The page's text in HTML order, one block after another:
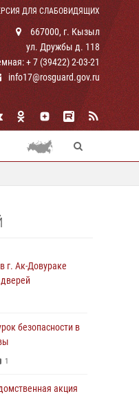
ДЛЯ СЛАБОВИДЯЩИХ
667000, г. Кызыл
ул. Дружбы д. 118
+ 7 (39422) 2-03-21
info17@rosguard.gov.ru
г. Ак-Довураке
безопасности в
1
акция